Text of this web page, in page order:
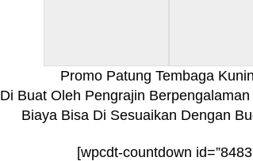
Promo Patung Tembaga
Di Buat Oleh Pengrajin
Biaya Bisa Di Sesuaikan Dengan
[wpcdt-countdown